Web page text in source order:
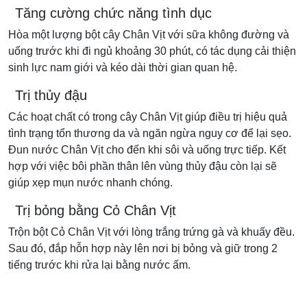
Tăng cường chức năng tình dục
Hòa một lượng bột cây Chân Vịt với sữa không đường và
uống trước khi đi ngủ khoảng 30 phút, có tác dụng cải thiện
sinh lực nam giới và kéo dài thời gian quan hệ.
Trị thủy đậu
Các hoạt chất có trong cây Chân Vịt giúp điều trị hiệu quả
tình trạng tổn thương da và ngăn ngừa nguy cơ để lại sẹo.
Đun nước Chân Vịt cho đến khi sôi và uống trực tiếp. Kết
hợp với việc bôi phần thân lên vùng thủy đậu còn lại sẽ
giúp xẹp mụn nước nhanh chóng.
Trị bỏng bằng Cỏ Chân Vịt
Trộn bột Cỏ Chân Vịt với lòng trắng trứng gà và khuấy đều.
Sau đó, đắp hỗn hợp này lên nơi bị bỏng và giữ trong 2
tiếng trước khi rửa lại bằng nước ấm.